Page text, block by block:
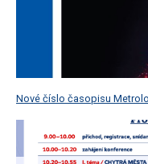
Nové číslo časopisu